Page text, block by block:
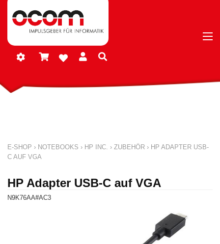
E-SHOP › NOTEBOOKS › HP INC. › ZUBEHÖR › HP ADAPTER USB-
C AUF VGA
HP Adapter USB-C auf VGA
N9K76AA#AC3